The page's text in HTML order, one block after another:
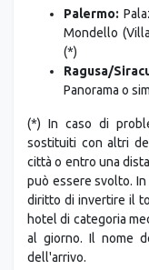
(*)
Ragusa/
Panorama o
(*) In caso di
sostituiti con altri
città o entro una
può essere svolto.
diritto di invertire il
hotel di categoria
al giorno. Il nome
dell'arrivo.
Informazioni
Norma